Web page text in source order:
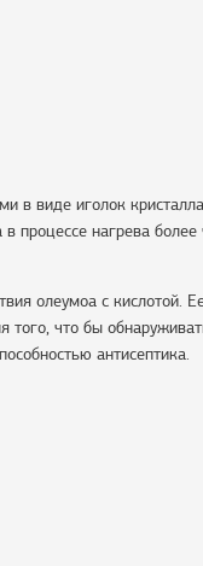
в виде иголок
процессе нагрева
олеумоа с кислотой.
того, что бы
антисептика.